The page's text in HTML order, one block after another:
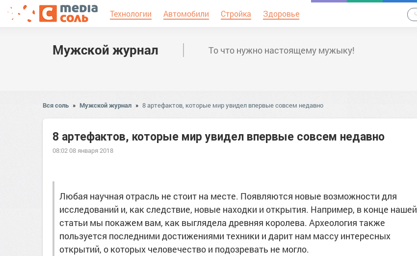
Технологии Автомобили Стройка Здоровье
Мужской журнал То что нужно настоящему мужыку!
Вся соль » Мужской журнал » 8 артефактов, которые мир увидел впервые совсем недавно
8 артефактов, которые мир увидел впервые совсем недавно
08:02 08 января 2018
Любая научная отрасль не стоит на месте. Появляются новые возможности для
исследований и, как следствие, новые находки и открытия. Например, в конце нашей
статьи мы покажем вам, как выглядела древняя королева. Археология также
пользуется последними достижениями техники и дарит нам массу интересных
открытий, о которых человечество и подозревать не могло.